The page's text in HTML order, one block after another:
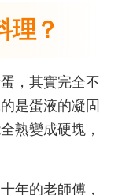
理？
，其實完全不
是蛋液的凝固
熟變成硬塊，
年的老師傅，